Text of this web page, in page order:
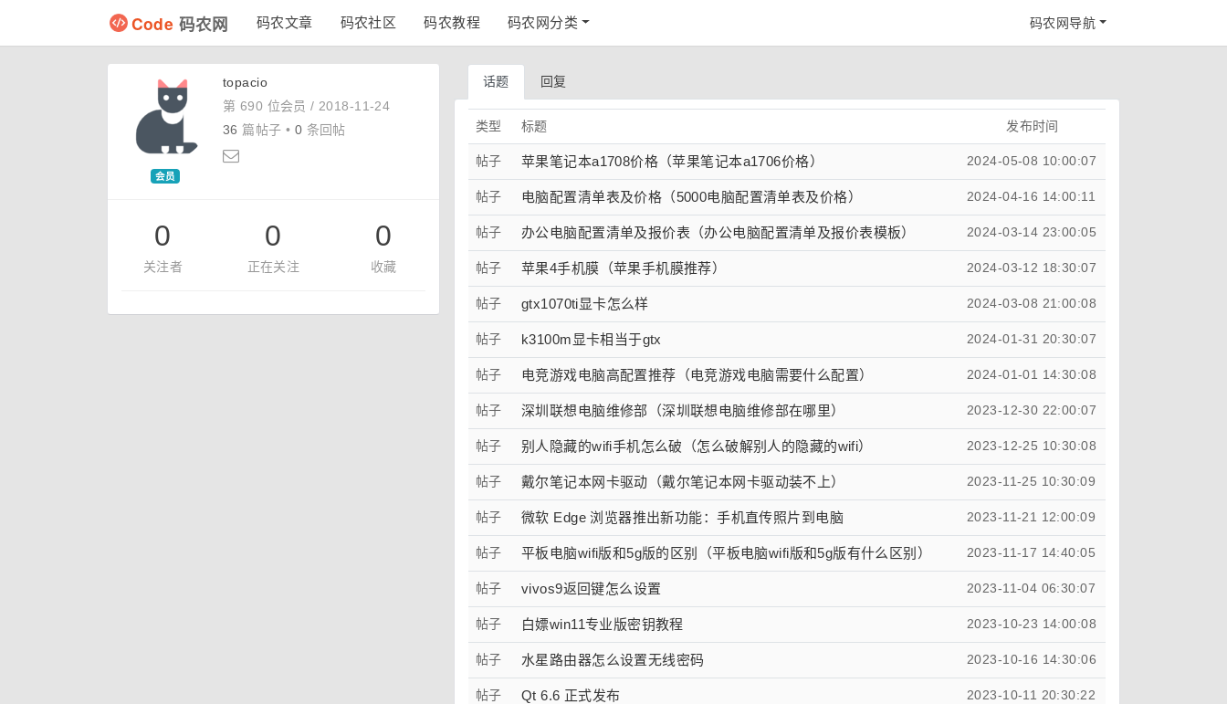
Code 码农网 码农文章 码农社区 码农教程 码农网分类 码农网导航
会员
topacio
第 690 位会员 / 2018-11-24
36 篇帖子 • 0 条回帖
0
关注者
0
正在关注
0
收藏
话题 回复
类型 标题 发布时间
帖子 苹果笔记本a1708价格（苹果笔记本a1706价格） 2024-05-08 10:00:07
帖子 电脑配置清单表及价格（5000电脑配置清单表及价格） 2024-04-16 14:00:11
帖子 办公电脑配置清单及报价表（办公电脑配置清单及报价表模板） 2024-03-14 23:00:05
帖子 苹果4手机膜（苹果手机膜推荐） 2024-03-12 18:30:07
帖子 gtx1070ti显卡怎么样 2024-03-08 21:00:08
帖子 k3100m显卡相当于gtx 2024-01-31 20:30:07
帖子 电竞游戏电脑高配置推荐（电竞游戏电脑需要什么配置） 2024-01-01 14:30:08
帖子 深圳联想电脑维修部（深圳联想电脑维修部在哪里） 2023-12-30 22:00:07
帖子 别人隐藏的wifi手机怎么破（怎么破解别人的隐藏的wifi） 2023-12-25 10:30:08
帖子 戴尔笔记本网卡驱动（戴尔笔记本网卡驱动装不上） 2023-11-25 10:30:09
帖子 微软 Edge 浏览器推出新功能：手机直传照片到电脑 2023-11-21 12:00:09
帖子 平板电脑wifi版和5g版的区别（平板电脑wifi版和5g版有什么区别） 2023-11-17 14:40:05
帖子 vivos9返回键怎么设置 2023-11-04 06:30:07
帖子 白嫖win11专业版密钥教程 2023-10-23 14:00:08
帖子 水星路由器怎么设置无线密码 2023-10-16 14:30:06
帖子 Qt 6.6 正式发布 2023-10-11 20:30:22